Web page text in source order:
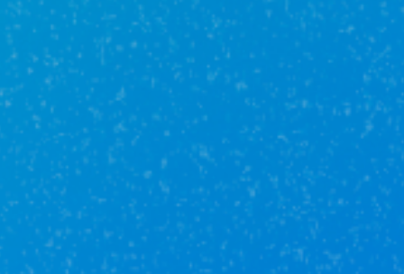
* приведенная сумма
не является публичной офертой
и указана в качестве примера
Оставьте заявку на ипотеку прямо
сейчас, и мы
поможем подобрать
оптимальный вариант
индивидуально для Вас!
Оставить заявку